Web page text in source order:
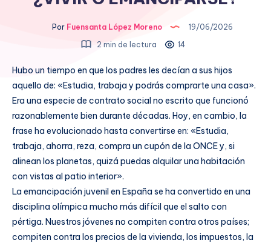
Por Fuensanta López Moreno
19/06/2026
2 min de lectura
14
Hubo un tiempo en que los padres les decían a sus hijos
aquello de: «Estudia, trabaja y podrás comprarte una casa».
Era una especie de contrato social no escrito que funcionó
razonablemente bien durante décadas. Hoy, en cambio, la
frase ha evolucionado hasta convertirse en: «Estudia,
trabaja, ahorra, reza, compra un cupón de la ONCE y, si
alinean los planetas, quizá puedas alquilar una habitación
con vistas al patio interior».
La emancipación juvenil en España se ha convertido en una
disciplina olímpica mucho más difícil que el salto con
pértiga. Nuestros jóvenes no compiten contra otros países;
compiten contra los precios de la vivienda, los impuestos, la